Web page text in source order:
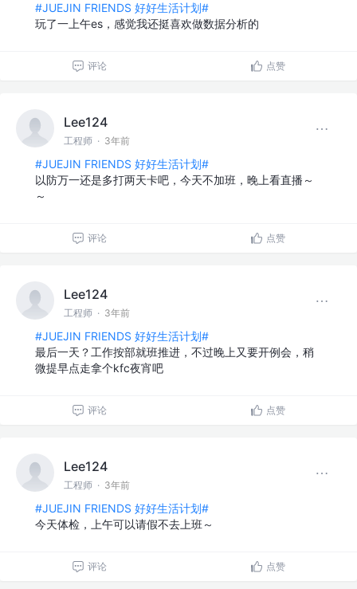
#JUEJIN FRIENDS 好好生活计划#
玩了一上午es，感觉我还挺喜欢做数据分析的
评论 点赞
Lee124
工程师 · 3年前
#JUEJIN FRIENDS 好好生活计划#
以防万一还是多打两天卡吧，今天不加班，晚上看直播～
～
评论 点赞
Lee124
工程师 · 3年前
#JUEJIN FRIENDS 好好生活计划#
最后一天？工作按部就班推进，不过晚上又要开例会，稍
微提早点走拿个kfc夜宵吧
评论 点赞
Lee124
工程师 · 3年前
#JUEJIN FRIENDS 好好生活计划#
今天体检，上午可以请假不去上班～
评论 点赞